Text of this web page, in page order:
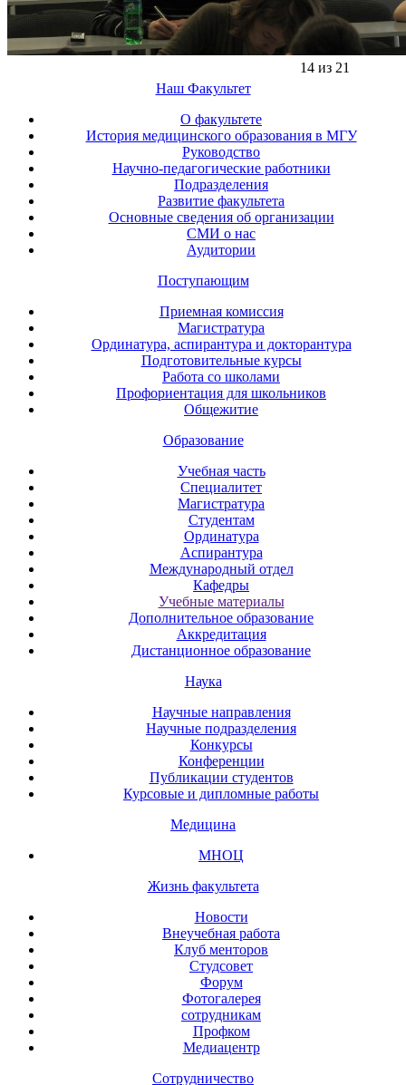
14 из 21
Наш Факультет
О факультете
История медицинского образования в МГУ
Руководство
Научно-педагогические работники
Подразделения
Развитие факультета
Основные сведения об организации
СМИ о нас
Аудитории
Поступающим
Приемная комиссия
Магистратура
Ординатура, аспирантура и докторантура
Подготовительные курсы
Работа со школами
Профориентация для школьников
Общежитие
Образование
Учебная часть
Специалитет
Магистратура
Студентам
Ординатура
Аспирантура
Международный отдел
Кафедры
Учебные материалы
Дополнительное образование
Аккредитация
Дистанционное образование
Наука
Научные направления
Научные подразделения
Конкурсы
Конференции
Публикации студентов
Курсовые и дипломные работы
Медицина
МНОЦ
Жизнь факультета
Новости
Внеучебная работа
Клуб менторов
Студсовет
Форум
Фотогалерея
сотрудникам
Профком
Медиацентр
Сотрудничество